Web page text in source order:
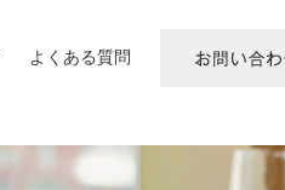
よくある質問